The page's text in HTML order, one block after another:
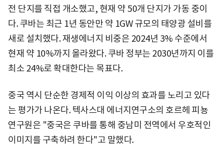
전 단지를 직접 개소했고, 현재 약 50개 단지가 가동 중이
다. 쿠바는 최근 1년 동안만 약 1GW 규모의 태양광 설비를
새로 설치했다. 재생에너지 비중은 2024년 3% 수준에서
현재 약 10%까지 올라왔다. 쿠바 정부는 2030년까지 이를
최소 24%로 확대한다는 목표다.
중국 역시 단순한 경제적 이익 이상의 효과를 노리고 있다
는 평가가 나온다. 텍사스대 에너지연구소의 호르헤 피뇽
연구원은 "중국은 쿠바를 통해 중남미 전역에서 우호적인
이미지를 구축하려 한다"고 말했다.